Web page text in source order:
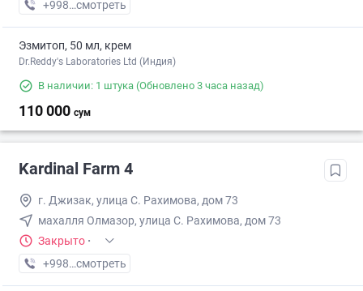
+998 (91) XXX-XX-XX
смотреть
Эзмитоп, 50 мл, крем
Dr.Reddy's Laboratories Ltd (Индия)
В наличии: 1 штука (Обновлено 3 часа назад)
110 000 сум
Kardinal Farm 4
г. Джизак, улица С. Рахимова, дом 73
махалля Олмазор, улица С. Рахимова, дом 73
Закрыто ·
+998 (99) XXX-XX-XX
смотреть